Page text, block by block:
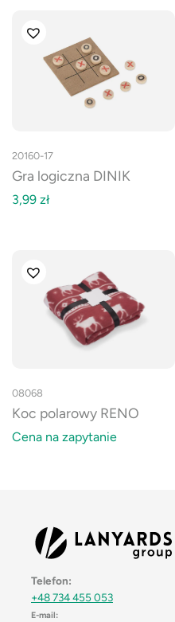
20160-17
Gra logiczna DINIK
3,99 zł
08068
Koc polarowy RENO
Cena na zapytanie
Telefon:
+48 734 455 053
E-mail: